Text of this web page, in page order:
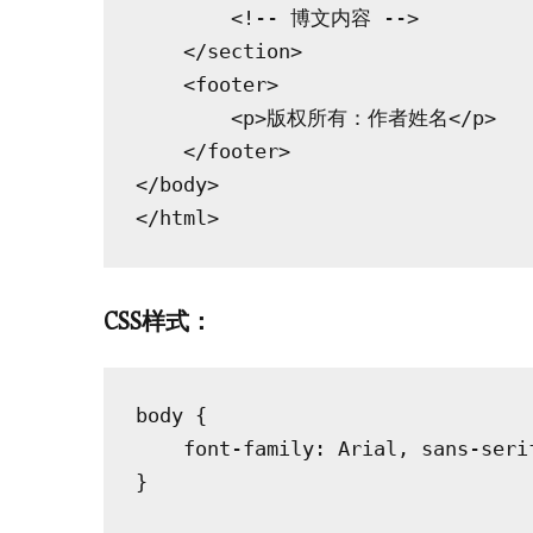
        <!-- 博文内容 -->
    </section>
    <footer>
        <p>版权所有：作者姓名</p>
    </footer>
</body>
CSS样式：
body {
font-family: Arial, sans-
}